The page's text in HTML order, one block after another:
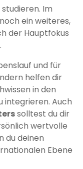
studieren. Im
ein weiteres,
der Hauptfokus
und für
helfen dir
in den
integrieren. Auch
solltest du dir
wertvolle
du deinen
Ebene